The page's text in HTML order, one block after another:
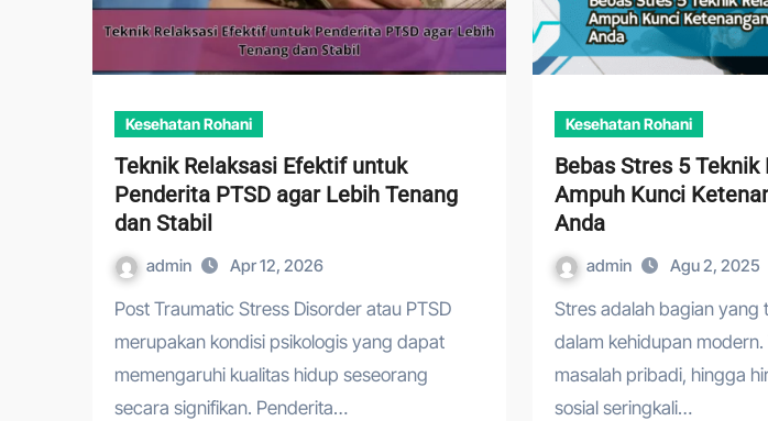
Kesehatan Rohani
Teknik Relaksasi Efektif untuk
Penderita PTSD agar Lebih Tenang
dan Stabil
admin Apr 12, 2026
Post Traumatic Stress Disorder atau PTSD
merupakan kondisi psikologis yang dapat
memengaruhi kualitas hidup seseorang
secara signifikan. Penderita…
Kesehatan Rohani
Bebas Stres 5 Teknik
Ampuh Kunci
Anda
admin Agu 2, 2025
Stres adalah bagian yang tak terhindarkan
dalam kehidupan modern.
masalah pribadi, hingga
sosial seringkali…